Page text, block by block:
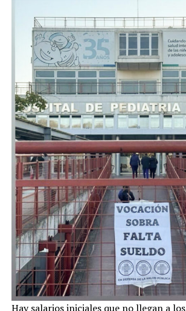
Hay salarios iniciales que no llegan a